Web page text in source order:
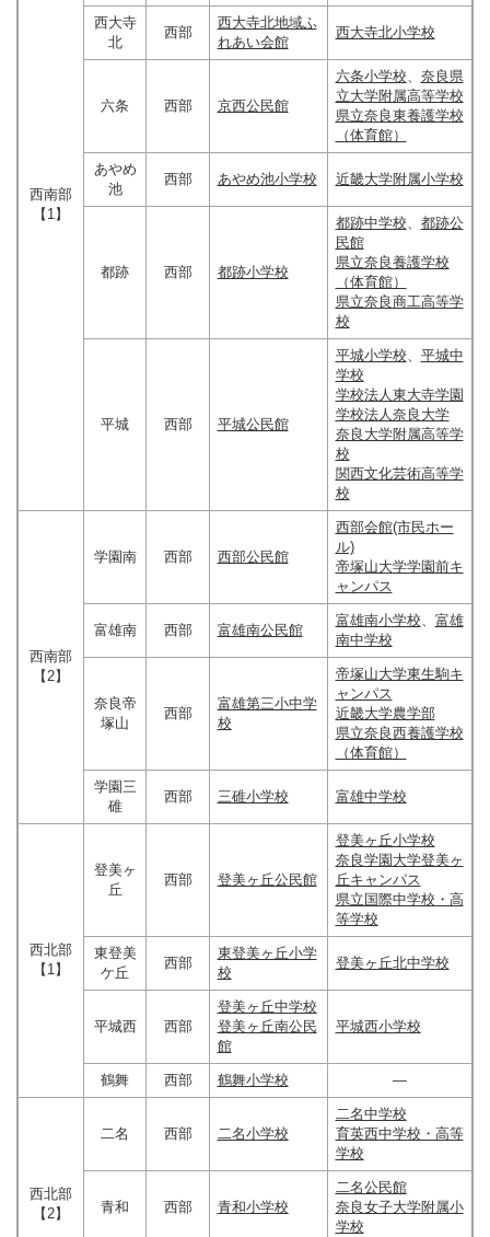
西南部
【1】
西大寺
北
西部
西大寺北地域ふ
れあい会館
西大寺北小学校
六条 西部 京西公民館
六条小学校、 奈良県
立大学附属高等学校
県立奈良東養護学校
（体育館）
あやめ
池
西部 あやめ池小学校 近畿大学附属小学校
都跡 西部 都跡小学校
都跡中学校、 都跡公
民館
県立奈良養護学校
（体育館）
県立奈良商工高等学
校
平城 西部 平城公民館
平城小学校、 平城中
学校
学校法人東大寺学園
学校法人奈良大学
奈良大学附属高等学
校
関西文化芸術高等学
校
西南部
【2】
学園南 西部 西部公民館
西部会館(市民ホー
ル)
帝塚山大学学園前キ
ャンパス
富雄南 西部 富雄南公民館
富雄南小学校、 富雄
南中学校
奈良帝
塚山
西部
富雄第三小中学
校
帝塚山大学東生駒キ
ャンパス
近畿大学農学部
県立奈良西養護学校
（体育館）
学園三
碓
西部 三碓小学校 富雄中学校
西北部
【1】
登美ヶ
丘
西部 登美ヶ丘公民館
登美ヶ丘小学校
奈良学園大学登美ヶ
丘キャンパス
県立国際中学校・高
等学校
東登美
ケ丘
西部
東登美ヶ丘小学
校
登美ヶ丘北中学校
平城西 西部
登美ヶ丘中学校
登美ヶ丘南公民
館
平城西小学校
鶴舞 西部 鶴舞小学校 ―
西北部
【2】
二名 西部 二名小学校
二名中学校
育英西中学校・高等
学校
青和 西部 青和小学校
二名公民館
奈良女子大学附属小
学校